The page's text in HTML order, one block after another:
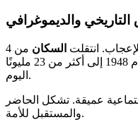
التاريخي والديموغرافي
انتقلت السكان
من 4
والنساء في عام 1948 إلى أكثر من 23 مليونًا
اليوم.
عميقة. تشكل الحاضر
والمستقبل للأمة.